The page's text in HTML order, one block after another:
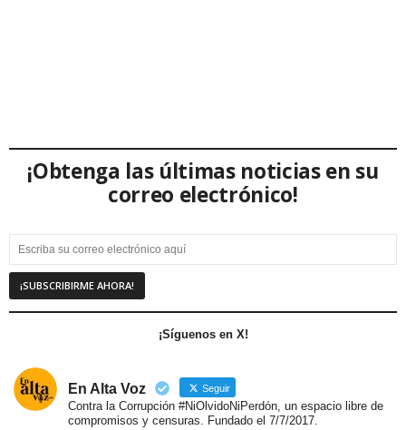
¡Obtenga las últimas noticias en su
correo electrónico!
¡Síguenos en X!
En Alta Voz Seguir
Contra la Corrupción #NiOlvidoNiPerdón, un espacio libre de
compromisos y censuras. Fundado el 7/7/2017.